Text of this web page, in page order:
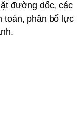
đường dốc, các
toán, phân bổ lực